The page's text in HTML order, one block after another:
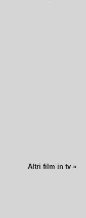
Altri film in tv »